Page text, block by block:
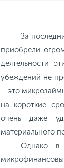
За
приобрели
деятельности
убеждений не
– это
на короткие
очень даже
материального
Однако в